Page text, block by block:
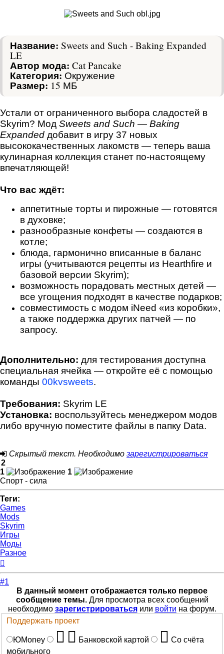
Название: Sweets and Such - Baking Expanded
LE
Автор мода: Cat Pancake
Категория: Окружение
Размер: 15 МБ
Устали от ограниченного выбора сладостей в
Skyrim? Мод Sweets and Such — Baking
Expanded добавит в игру 37 новых
высококачественных лакомств — теперь ваша
кулинарная коллекция станет по‑настоящему
впечатляющей!
Что вас ждёт:
аппетитные торты и пирожные — готовятся
в духовке;
разнообразные конфеты — создаются в
котле;
блюда, гармонично вписанные в баланс
игры (учитываются рецепты из Hearthfire и
базовой версии Skyrim);
возможность порадовать местных детей —
все угощения подходят в качестве подарков;
совместимость с модом iNeed «из коробки»,
а также поддержка других патчей — по
запросу.
Дополнительно: для тестирования доступна
специальная ячейка — откройте её с помощью
команды 00kvsweets.
Требования: Skyrim LE
Установка: воспользуйтесь менеджером модов
либо вручную поместите файлы в папку Data.
Скрытый текст. Необходимо зарегистрироваться
2
1
1
Спорт - сила
Теги:
Games
Mods
Skyrim
Игры
Моды
Разное
началу
#1
В данный момент отображается только первое
сообщение темы.Для просмотра всех сообщений
необходимо зарегистрироватьсяили войти на форум.
Поддержать проект
ЮMoney Банковской картой
Со счёта
мобильного